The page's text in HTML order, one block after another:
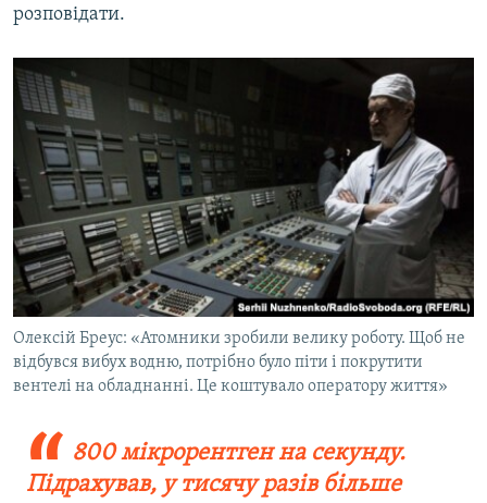
розповідати.
Олексій Бреус: «Атомники зробили велику роботу. Щоб не
відбувся вибух водню, потрібно було піти і покрутити
вентелі на обладнанні. Це коштувало оператору життя»
800 мікрорентген на секунду.
Підрахував, у тисячу разів більше